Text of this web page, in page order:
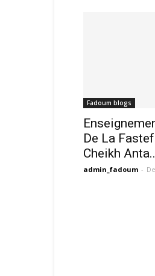
Fadoum blogs
De La
Cheikh
admin_fadoum -